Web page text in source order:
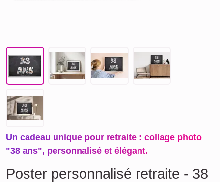
Un cadeau unique pour retraite : collage photo
"38 ans", personnalisé et élégant.
Poster personnalisé retraite - 38